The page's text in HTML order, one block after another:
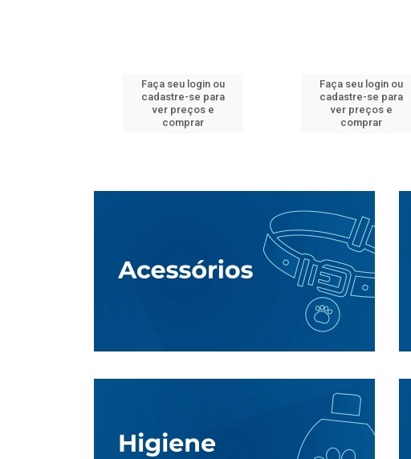
Faça seu login ou
cadastre-se para
ver preços e
comprar
Faça seu login ou
cadastre-se para
ver preços e
comprar